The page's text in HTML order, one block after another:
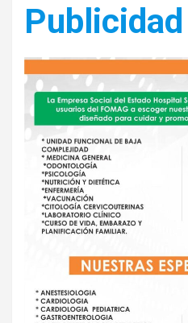
Publicidad